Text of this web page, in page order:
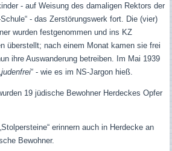
- auf Weisung des damaligen Rektors der
Schule“ - das Zerstörungswerk fort. Die (vier)
wurden festgenommen und ins KZ
überstellt; nach einem Monat kamen sie frei
ihre Auswanderung betreiben. Im Mai 1939
judenfrei“ - wie es im NS-Jargon hieß.
19 jüdische Bewohner Herdeckes Opfer
erinnern auch in Herdecke an
Bewohner.